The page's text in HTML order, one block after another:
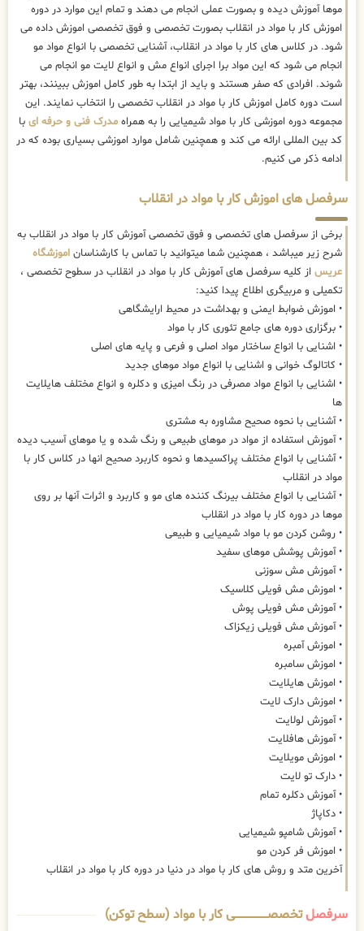
موها آموزش دیده و بصورت عملی انجام می دهند و تمام این موارد در دوره
اموزش کار با مواد در انقلاب بصورت تخصصی و فوق تخصصی اموزش داده می
شود. در کلاس های کار با مواد در انقلاب، آشنایی تخصصی با انواع مواد مو
انجام می شود که این مواد برا اجرای انواع مش و انواع لایت مو انجام می
شوند. افرادی که صفر هستند و باید از ابتدا به طور کامل اموزش ببینند، بهتر
است دوره کامل اموزش کار با مواد در انقلاب تخصصی را انتخاب نمایند. این
مجموعه دوره اموزشی کار با مواد شیمیایی را به همراه مدرک فنی و حرفه ای با
کد بین المللی ارائه می کند و همچنین شامل موارد اموزشی بسیاری بوده که در
ادامه ذکر می کنیم.
سرفصل های اموزش کار با مواد در انقلاب
برخی از سرفصل های تخصصی و فوق تخصصی آموزش کار با مواد در انقلاب به
شرح زیر میباشد ، همچنین شما میتوانید با تماس با کارشناسان اموزشگاه
عریس از کلیه سرفصل های آموزش کار با مواد در انقلاب در سطوح تخصصی ،
تکمیلی و مربیگری اطلاع پیدا کنید:
• اموزش ضوابط ایمنی و بهداشت در محیط ارایشگاهی
• برگزاری دوره های جامع تئوری کار با مواد
• اشنایی با انواع ساختار مواد اصلی و فرعی و پایه های اصلی
• کاتالوگ خوانی و اشنایی با انواع مواد موهای جدید
• اشنایی با انواع مواد مصرفی در رنگ امیزی و دکلره و انواع مختلف هایلایت
ها
• آشنایی با نحوه صحیح مشاوره به مشتری
• آموزش استفاده از مواد در موهای طبیعی و رنگ شده و یا موهای آسیب دیده
• آشنایی با انواع مختلف پراکسیدها و نحوه کاربرد صحیح انها در کلاس کار با
مواد در انقلاب
• آشنایی با انواع مختلف بیرنگ کننده های مو و کاربرد و اثرات آنها بر روی
موها در دوره کار با مواد در انقلاب
• روشن کردن مو با مواد شیمیایی و طبیعی
• آموزش پوشش موهای سفید
• آموزش مش سوزنی
• اموزش مش فویلی کلاسیک
• آموزش مش فویلی پوش
• آموزش مش فویلی زیکزاک
• اموزش آمبره
• اموزش سامبره
• اموزش هایلایت
• اموزش دارک لایت
• آموزش لولایت
• آموزش هافلایت
• اموزش مویلایت
• دارک تو لایت
• آموزش دکلره تمام
• دکاپاژ
• آموزش شامپو شیمیایی
• اموزش فر کردن مو
آخرین متد و روش های کار با مواد در دنیا در دوره کار با مواد در انقلاب
سرفصلتخصصــــــــــــــــــــی کار با مواد (سطح توکن)